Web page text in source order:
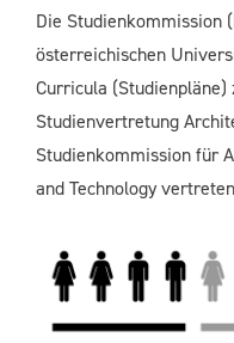
Die Studienkommission
österreichischen
Curricula (Studienpläne)
Studienvertretung
Studienkommission für
and Technology